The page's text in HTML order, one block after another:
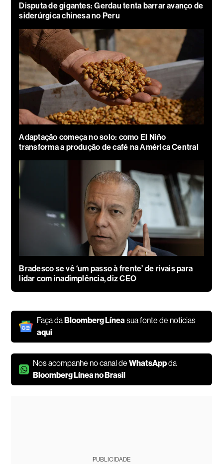
Disputa de gigantes: Gerdau tenta barrar avanço de
siderúrgica chinesa no Peru
Adaptação começa no solo: como El Niño
transforma a produção de café na América Central
Bradesco se vê ‘um passo à frente’ de rivais para
lidar com inadimplência, diz CEO
Faça daBloomberg Línea sua fonte de notícias
aqui
Nos acompanhe no canal deWhatsAppda
Bloomberg Línea no Brasil
PUBLICIDADE